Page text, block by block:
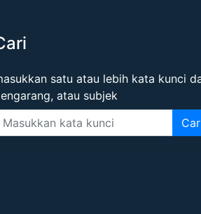
satu atau lebih kata kunci
atau subjek